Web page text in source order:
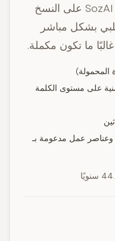
المميزة الخاصة به، فإن تركيز SozAI على النسخ
بشكل مباشر
ما تكون مكملة.
عمل مدعومة بـ